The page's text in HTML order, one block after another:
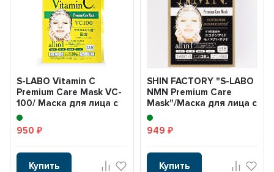
S-LABO Vitamin C
Premium Care Mask VC-
100/ Маска для лица с
5ю видами витамин...
950₽
Купить
SHIN FACTORY "S-LABO
NMN Premium Care
Mask"/Маска для лица с
никоти...
949 ₽
Купить